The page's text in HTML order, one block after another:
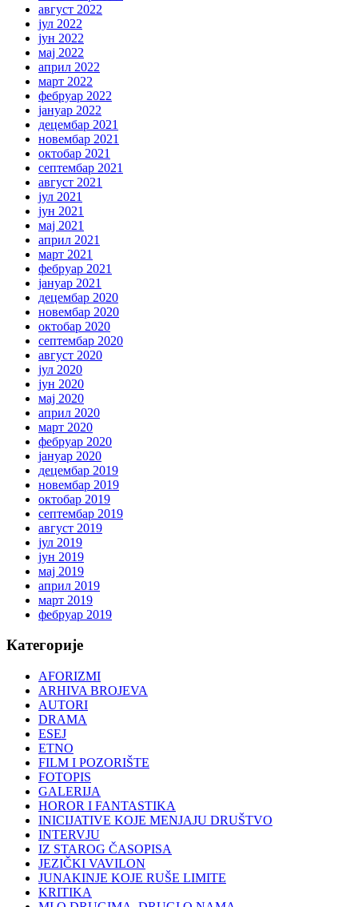
август 2022
јул 2022
јун 2022
мај 2022
април 2022
март 2022
фебруар 2022
јануар 2022
децембар 2021
новембар 2021
октобар 2021
септембар 2021
август 2021
јул 2021
јун 2021
мај 2021
април 2021
март 2021
фебруар 2021
јануар 2021
децембар 2020
новембар 2020
октобар 2020
септембар 2020
август 2020
јул 2020
јун 2020
мај 2020
април 2020
март 2020
фебруар 2020
јануар 2020
децембар 2019
новембар 2019
октобар 2019
септембар 2019
август 2019
јул 2019
јун 2019
мај 2019
април 2019
март 2019
фебруар 2019
Категорије
AFORIZMI
ARHIVA BROJEVA
AUTORI
DRAMA
ESEJ
ETNO
FILM I POZORIŠTE
FOTOPIS
GALERIJA
HOROR I FANTASTIKA
INICIJATIVE KOJE MENJAJU DRUŠTVO
INTERVJU
IZ STAROG ČASOPISA
JEZIČKI VAVILON
JUNAKINJE KOJE RUŠE LIMITE
KRITIKA